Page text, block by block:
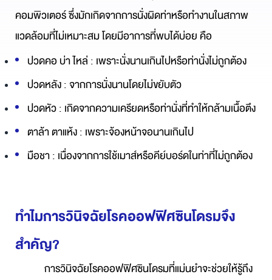
คอมพิวเตอร์ ซึ่งมักเกิดจากการนั่งผิดท่าหรือทำงานในสภาพ
แวดล้อมที่ไม่เหมาะสม โดยมีอาการที่พบได้บ่อย คือ
ปวดคอ บ่า ไหล่ : เพราะนั่งนานเกินไปหรือท่านั่งไม่ถูกต้อง
ปวดหลัง : จากการนั่งนานโดยไม่ขยับตัว
ปวดหัว : เกิดจากความเครียดหรือท่านั่งที่ทำให้กล้ามเนื้อตึง
ตาล้า ตาแห้ง : เพราะจ้องหน้าจอนานเกินไป
มือชา : เนื่องจากการใช้เมาส์หรือคีย์บอร์ดในท่าที่ไม่ถูกต้อง
ทำไมการวินิจฉัยโรคออฟฟิศซินโดรมจึง
สำคัญ?
การวินิจฉัยโรคออฟฟิศซินโดรมที่แม่นยำจะช่วยให้รู้ถึง